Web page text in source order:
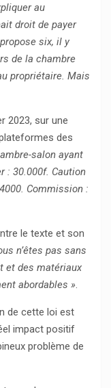
au
droit de payer
six, il y
de la chambre
propriétaire. Mais
2023, sur une
des
salon ayant
: 30.000f. Caution
Commission :
le texte et son
n’êtes pas sans
et des matériaux
abordables ».
de cette loi est
impact positif
problème de